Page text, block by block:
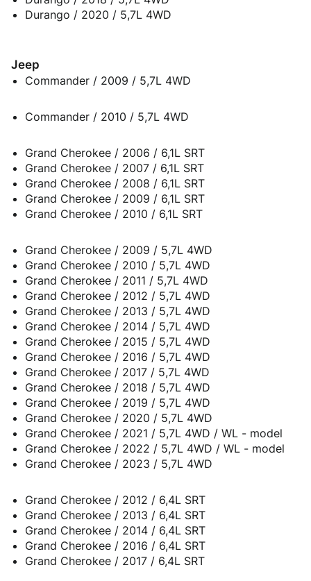
Durango / 2020 / 5,7L 4WD
Jeep
Commander / 2009 / 5,7L 4WD
Commander / 2010 / 5,7L 4WD
Grand Cherokee / 2006 / 6,1L SRT
Grand Cherokee / 2007 / 6,1L SRT
Grand Cherokee / 2008 / 6,1L SRT
Grand Cherokee / 2009 / 6,1L SRT
Grand Cherokee / 2010 / 6,1L SRT
Grand Cherokee / 2009 / 5,7L 4WD
Grand Cherokee / 2010 / 5,7L 4WD
Grand Cherokee / 2011 / 5,7L 4WD
Grand Cherokee / 2012 / 5,7L 4WD
Grand Cherokee / 2013 / 5,7L 4WD
Grand Cherokee / 2014 / 5,7L 4WD
Grand Cherokee / 2015 / 5,7L 4WD
Grand Cherokee / 2016 / 5,7L 4WD
Grand Cherokee / 2017 / 5,7L 4WD
Grand Cherokee / 2018 / 5,7L 4WD
Grand Cherokee / 2019 / 5,7L 4WD
Grand Cherokee / 2020 / 5,7L 4WD
Grand Cherokee / 2021 / 5,7L 4WD / WL - model
Grand Cherokee / 2022 / 5,7L 4WD / WL - model
Grand Cherokee / 2023 / 5,7L 4WD
Grand Cherokee / 2012 / 6,4L SRT
Grand Cherokee / 2013 / 6,4L SRT
Grand Cherokee / 2014 / 6,4L SRT
Grand Cherokee / 2016 / 6,4L SRT
Grand Cherokee / 2017 / 6,4L SRT